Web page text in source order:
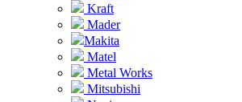
Kraft
Mader
Makita
Matel
Metal Works
Mitsubishi